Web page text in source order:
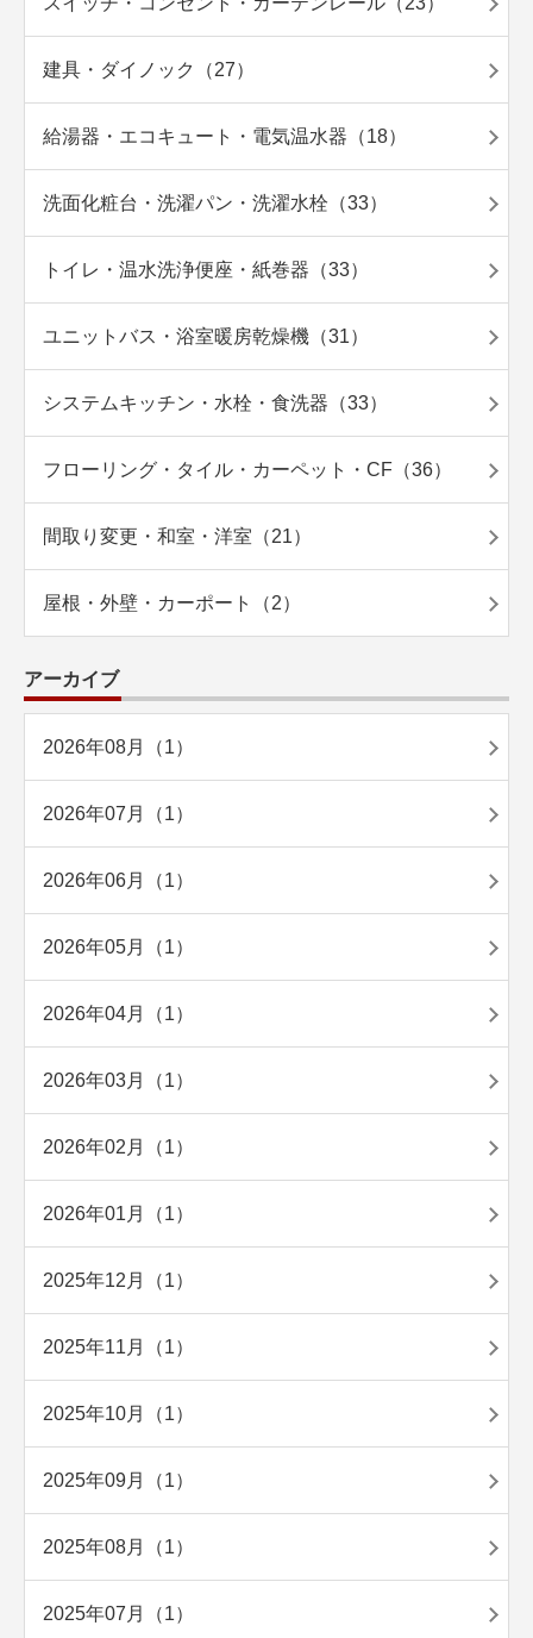
建具・ダイノック（27）
給湯器・エコキュート・電気温水器（18）
洗面化粧台・洗濯パン・洗濯水栓（33）
トイレ・温水洗浄便座・紙巻器（33）
ユニットバス・浴室暖房乾燥機（31）
システムキッチン・水栓・食洗器（33）
フローリング・タイル・カーペット・CF（36）
間取り変更・和室・洋室（21）
屋根・外壁・カーポート（2）
アーカイブ
2026年08月（1）
2026年07月（1）
2026年06月（1）
2026年05月（1）
2026年04月（1）
2026年03月（1）
2026年02月（1）
2026年01月（1）
2025年12月（1）
2025年11月（1）
2025年10月（1）
2025年09月（1）
2025年08月（1）
2025年07月（1）